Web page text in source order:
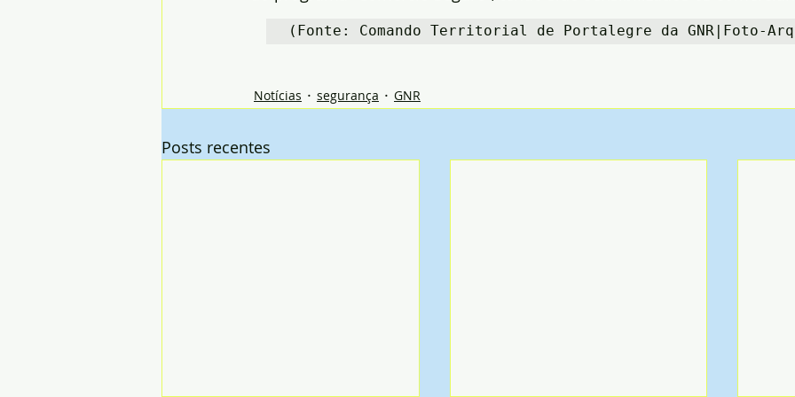
(Fonte: Comando Territorial de Portalegre da GNR|Foto-
Notícias segurança GNR
Posts recentes